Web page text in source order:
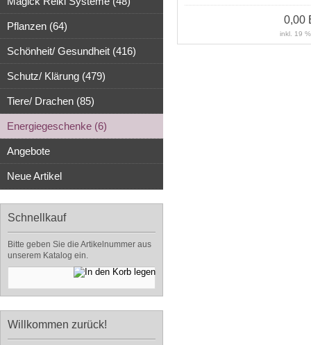
Pflanzen (64)
Schönheit/ Gesundheit (416)
Schutz/ Klärung (479)
Tiere/ Drachen (85)
Energiegeschenke (6)
Angebote
Neue Artikel
Schnellkauf
Bitte geben Sie die Artikelnummer aus
unserem Katalog ein.
Willkommen zurück!
0,00
inkl. 19